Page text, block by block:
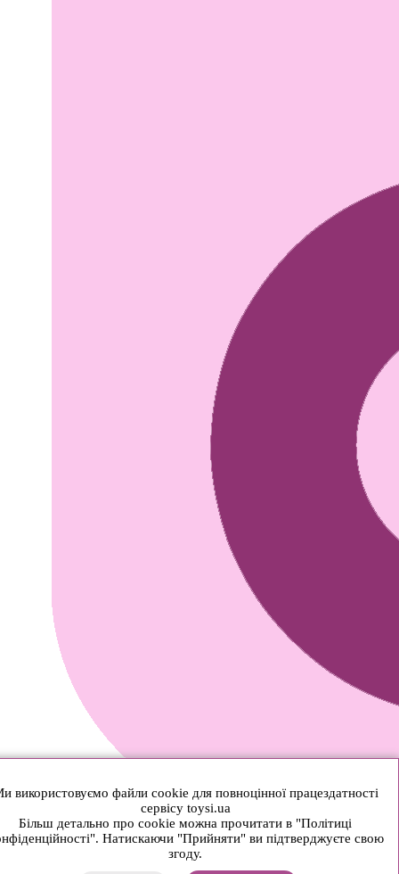
використовуємо файли cookie для повноцінної працездатності
сервісу toysi.ua
Більш детально про cookie можна прочитати в "Політиці
Натискаючи "Прийняти" ви підтверджуєте свою
згоду.